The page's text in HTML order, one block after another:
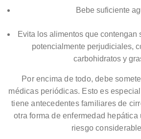
Bebe suficiente
Evita los alimentos que contengan
potencialmente perjudiciales,
carbohidratos y
Por encima de todo, debe
médicas periódicas. Esto es
tiene antecedentes familiares de
otra forma de enfermedad hepática
riesgo